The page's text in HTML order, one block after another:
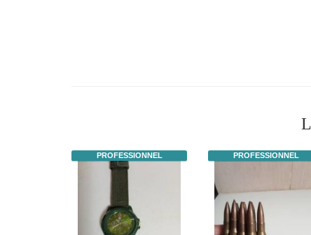
PROFESSIONNEL PROFESSIONNEL